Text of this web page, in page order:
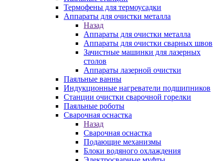
Термофены для термоусадки
Аппараты для очистки металла
Назад
Аппараты для очистки металла
Аппараты для очистки сварных швов
Зачистные машинки для лазерных
столов
Аппараты лазерной очистки
Паяльные ванны
Индукционные нагреватели подшипников
Станции очистки сварочной горелки
Паяльные роботы
Сварочная оснастка
Назад
Сварочная оснастка
Подающие механизмы
Блоки водяного охлаждения